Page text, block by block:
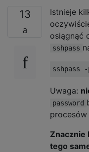
13
Istnieje
osiągnąć
sshpass
sshpass -
Uwaga:
password
procesów
Znacznie
tego